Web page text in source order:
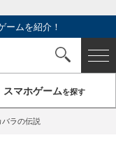
ームを紹介！
スマホゲームを探す
バラの伝説